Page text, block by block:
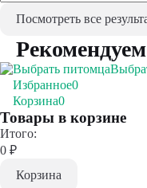
Посмотреть все
Избранное0
Корзина0
Товары в корзине
Итого:
0 ₽
Корзина